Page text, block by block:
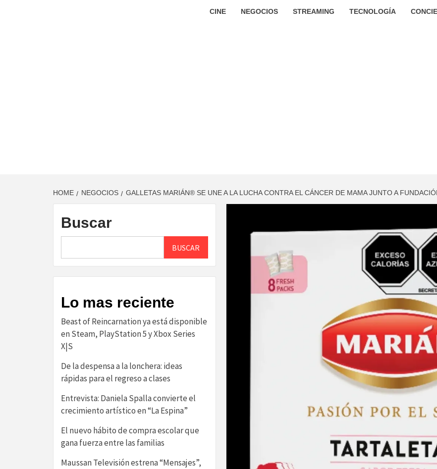
CINE NEGOCIOS STREAMING TECNOLOGÍA
HOME NEGOCIOS GALLETAS MARIÁN® SE UNE A LA LUCHA CONTRA EL CÁNCER DE MAMA JUNTO A
Buscar
BUSCAR
Lo mas reciente
Beast of Reincarnation ya está disponible
en Steam, PlayStation 5 y Xbox Series
X|S
De la despensa a la lonchera: ideas
rápidas para el regreso a clases
Entrevista: Daniela Spalla convierte el
crecimiento artístico en “La Espina”
El nuevo hábito de compra escolar que
gana fuerza entre las familias
Maussan Televisión estrena “Mensajes”,